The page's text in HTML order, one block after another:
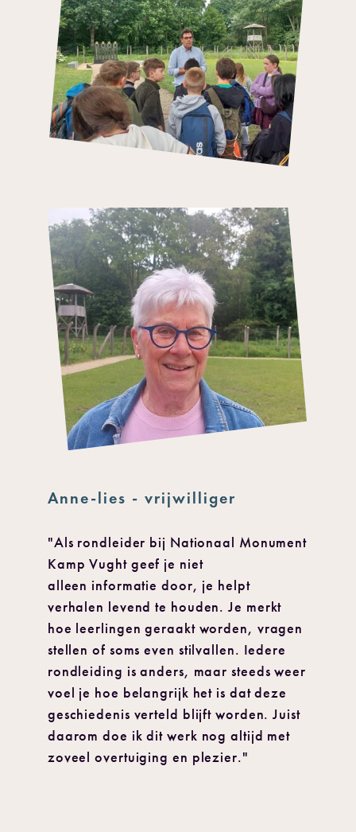
Anne-lies - vrijwilliger
"Als rondleider bij Nationaal Monument
Kamp Vught geef je niet
alleen informatie door, je helpt
verhalen levend te houden. Je merkt
hoe leerlingen geraakt worden, vragen
stellen of soms even stilvallen. Iedere
rondleiding is anders, maar steeds weer
voel je hoe belangrijk het is dat deze
geschiedenis verteld blijft worden. Juist
daarom doe ik dit werk nog altijd met
zoveel overtuiging en plezier."